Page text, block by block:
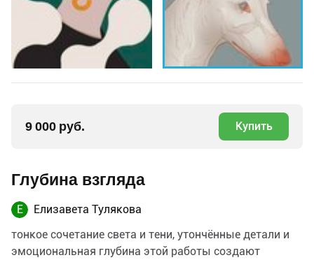
9 000 руб. Купить
Глубина взгляда
Е
Елизавета Тулякова
тонкое сочетание света и тени, утончённые детали и
эмоциональная глубина этой работы создают